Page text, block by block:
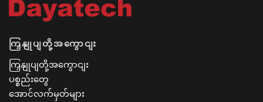
ကြှနျုပျတို့အကွောငျး
ကြှနျုပျတို့အကွောငျး
ပစ္စည်းတွေ
အောင်လက်မှတ်များ